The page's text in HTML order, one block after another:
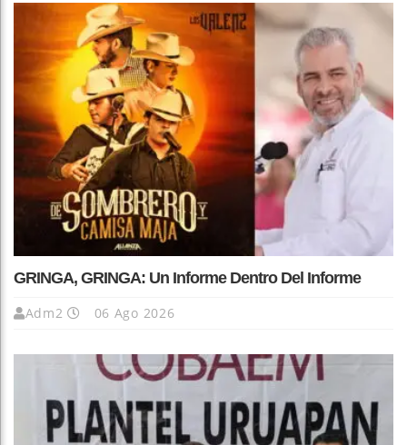
GRINGA, GRINGA: Un Informe Dentro Del Informe
Adm2 06 Ago 2026